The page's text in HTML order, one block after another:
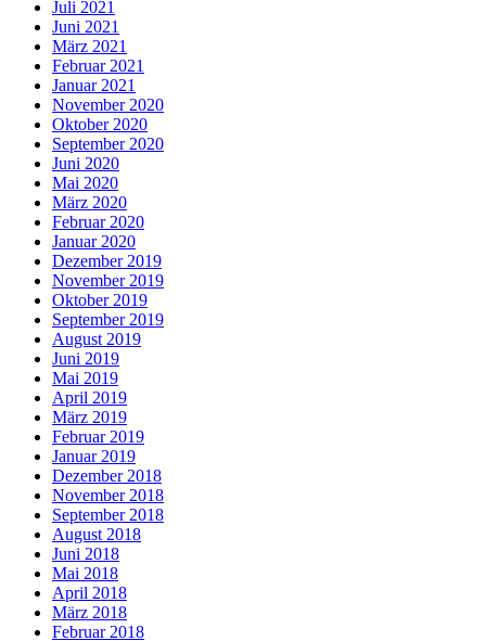
Juli 2021
Juni 2021
März 2021
Februar 2021
Januar 2021
November 2020
Oktober 2020
September 2020
Juni 2020
Mai 2020
März 2020
Februar 2020
Januar 2020
Dezember 2019
November 2019
Oktober 2019
September 2019
August 2019
Juni 2019
Mai 2019
April 2019
März 2019
Februar 2019
Januar 2019
Dezember 2018
November 2018
September 2018
August 2018
Juni 2018
Mai 2018
April 2018
März 2018
Februar 2018